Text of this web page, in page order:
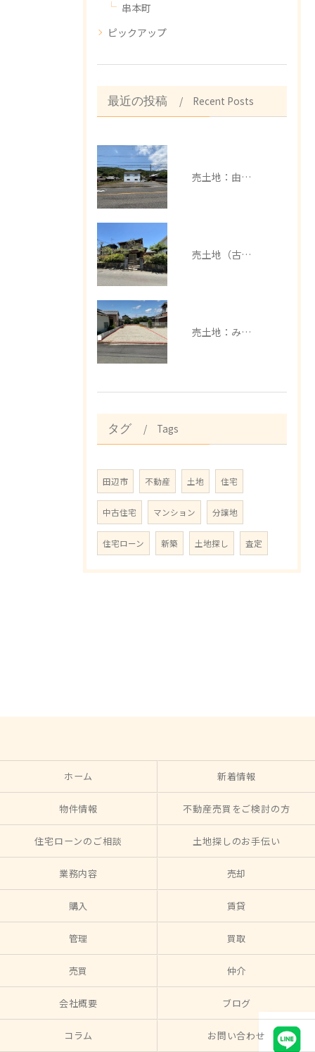
串本町
ピックアップ
最近の投稿 Recent Posts
売土地：由良町中
売土地（古家有）：みなべ町芝
売土地：みなべ町埴田
タグ Tags
田辺市 不動産 土地 住宅
中古住宅 マンション 分譲地
住宅ローン 新築 土地探し 査定
ホーム 新着情報
物件情報 不動産売買をご検討の方
住宅ローンのご相談 土地探しのお手伝い
業務内容 売却
購入 賃貸
管理 買取
売買 仲介
会社概要 ブログ
コラム お問い合わせ